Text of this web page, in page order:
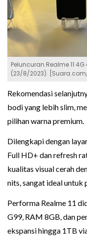
Peluncuran Realme 11
(23/8/2023).
Rekomendasi
bodi yang lebih slim,
pilihan warna premium.
Dilengkapi dengan
Full HD+ dan refresh
kualitas visual cerah
nits, sangat ideal untuk
Performa Realme 11
G99, RAM 8GB, dan
ekspansi hingga 1TB